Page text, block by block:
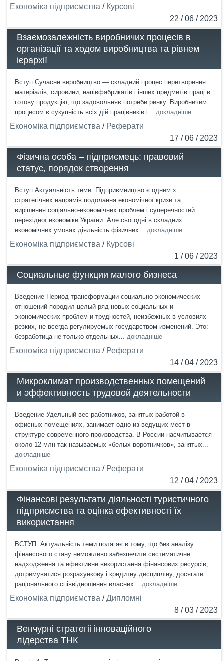
Економіка підприємства / Курсові
22 / 06 / 2023
Взаємозалежність виробничих процесів в
організації та ходом виробництва та рівнем
ієрархії
Вступ Сучасне виробництво — складний процес перетворення
матеріалів, сировини, напівфабрикатів і інших предметів праці в
готову продукцію, що задовольняє потреби ринку. Виробничим
процесом є сукупність всіх дій працівників і... докладніше
Економіка підприємства / Реферати
17 / 06 / 2023
Фізична особа – підприємець: правовий
статус, порядок створення
Вступ Актуальність теми. Підприємництво є одним з
стратегічних напрямів подолання економічної кризи та
вирішення соціально-економічних проблем і суперечностей
перехідної економіки України. Але сьогодні в складних
економічних умовах діяльність фізичних... докладніше
Економіка підприємства / Курсові
1 / 06 / 2023
Социальные функции малого бизнеса
Введение Период трансформации социально-экономических
отношений породил целый ряд новых социальных и
экономических проблем и трудностей, неизбежных в условиях
резких, не всегда регулируемых государством изменений. Это:
безработица не только отдельных... докладніше
Економіка підприємства / Реферати
14 / 04 / 2023
Микроклимат производственных помещений
и эффективность трудовой деятельности
Введение Удельный вес работников, занятых работой в
офисных помещениях, занимает одно из ведущих мест в
структуре современного производства. В России насчитывается
около 12 млн так называемых «белых воротничков», занятых...
докладніше
Економіка підприємства / Реферати
12 / 04 / 2023
Фінансові результати діяльності туристичного
підприємства та оцінка ефективності їх
використання
ВСТУП Актуальність теми полягає в тому, що без аналізу
фінансового стану неможливо забезпечити систематичне
надходження та ефективне використання фінансових ресурсів,
дотримуватися розрахункову і кредитну дисципліну, досягати
раціонального співвідношення власних... докладніше
Економіка підприємства /Дипломні
8 / 03 / 2023
Венчурні стратегіі інноваційного
лідерства ТНК